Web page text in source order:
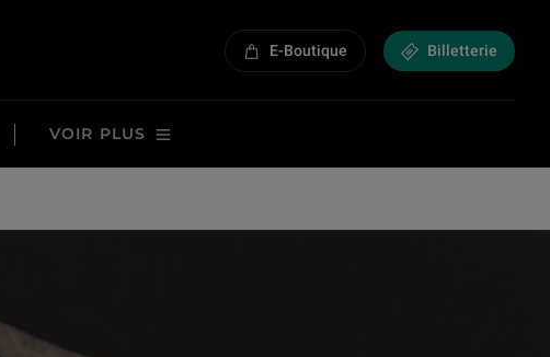
E-Boutique Billetterie
VOIR PLUS